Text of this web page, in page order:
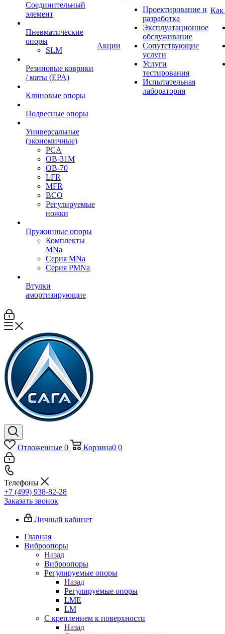
Cоединительный
элемент
Пневматические
опоры
SLM
Резиновые коврики
/ маты (EPA)
Клиновые опоры
Подвесные опоры
Универсальные
(экономичные)
PCA
ОВ-31М
OB-70
LFR
MFR
ВСО
Регулируемые
ножки
Пружинные опоры
Комплекты
MNa
Серия MNa
Серия PMNa
Втулки
амортизирующие
Акции
Проектирование и
разработка
Эксплуатационное
обслуживание
Сопутствующие
услуги
Услуги
тестирования
Испытательная
лаборатория
Как
Отложенные 0 Корзина0 0
Телефоны
+7 (499) 938-82-28
Заказать звонок
Личный кабинет
Главная
Виброопоры
Назад
Виброопоры
Регулируемые опоры
Назад
Регулируемые опоры
LME
LM
С креплением к поверхности
Назад